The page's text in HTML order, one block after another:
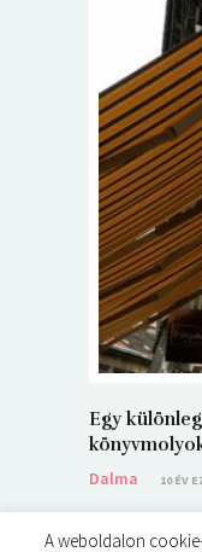
Egy
Dalma
10 ÉV
A weboldalon